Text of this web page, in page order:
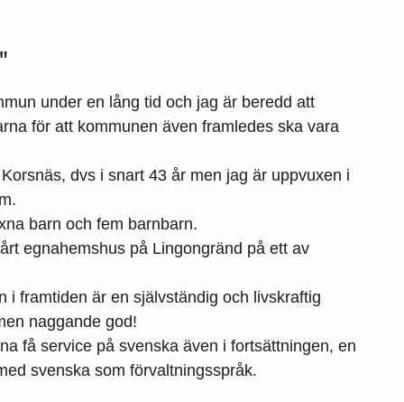
under en lång tid och jag är beredd att
för att kommunen även framledes ska vara
dvs i snart 43 år men jag är uppvuxen i
barn och fem barnbarn.
egnahemshus på Lingongränd på ett av
i framtiden är en självständig och livskraftig
naggande god!
få service på svenska även i fortsättningen, en
svenska som förvaltningsspråk.